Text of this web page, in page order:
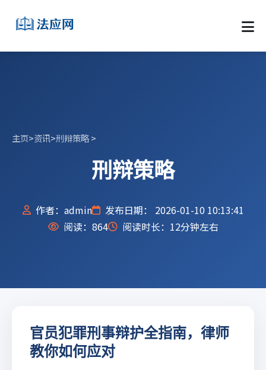
主页>资讯>刑辩策略>
刑辩策略
作者：admin
发布日期： 2026-01-10 10:13:41
阅读： 864 阅读时长：12分钟左右
官员犯罪刑事辩护全指南，律师
教你如何应对